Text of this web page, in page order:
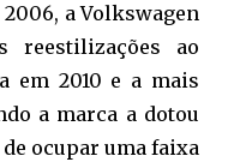
a Volkswagen
reestilizações ao
em 2010 e a mais
a marca a dotou
ocupar uma faixa